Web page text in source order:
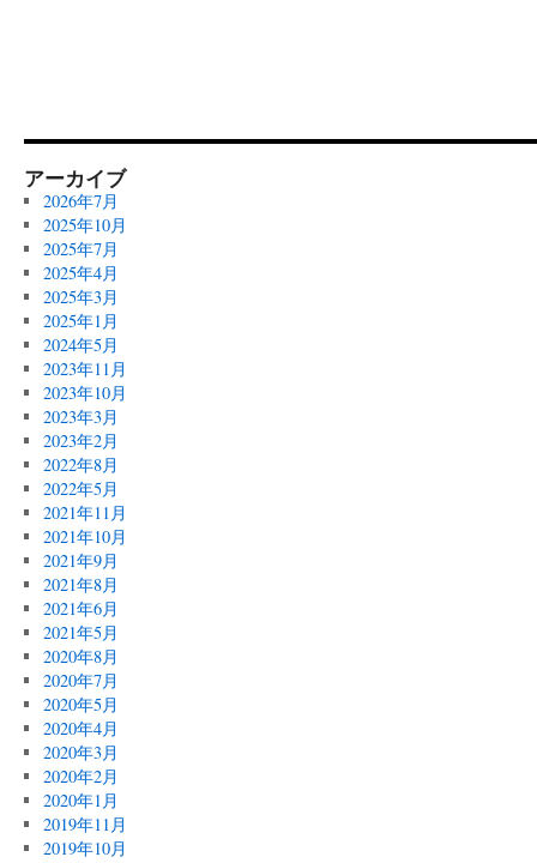
アーカイブ
2026年7月
2025年10月
2025年7月
2025年4月
2025年3月
2025年1月
2024年5月
2023年11月
2023年10月
2023年3月
2023年2月
2022年8月
2022年5月
2021年11月
2021年10月
2021年9月
2021年8月
2021年6月
2021年5月
2020年8月
2020年7月
2020年5月
2020年4月
2020年3月
2020年2月
2020年1月
2019年11月
2019年10月